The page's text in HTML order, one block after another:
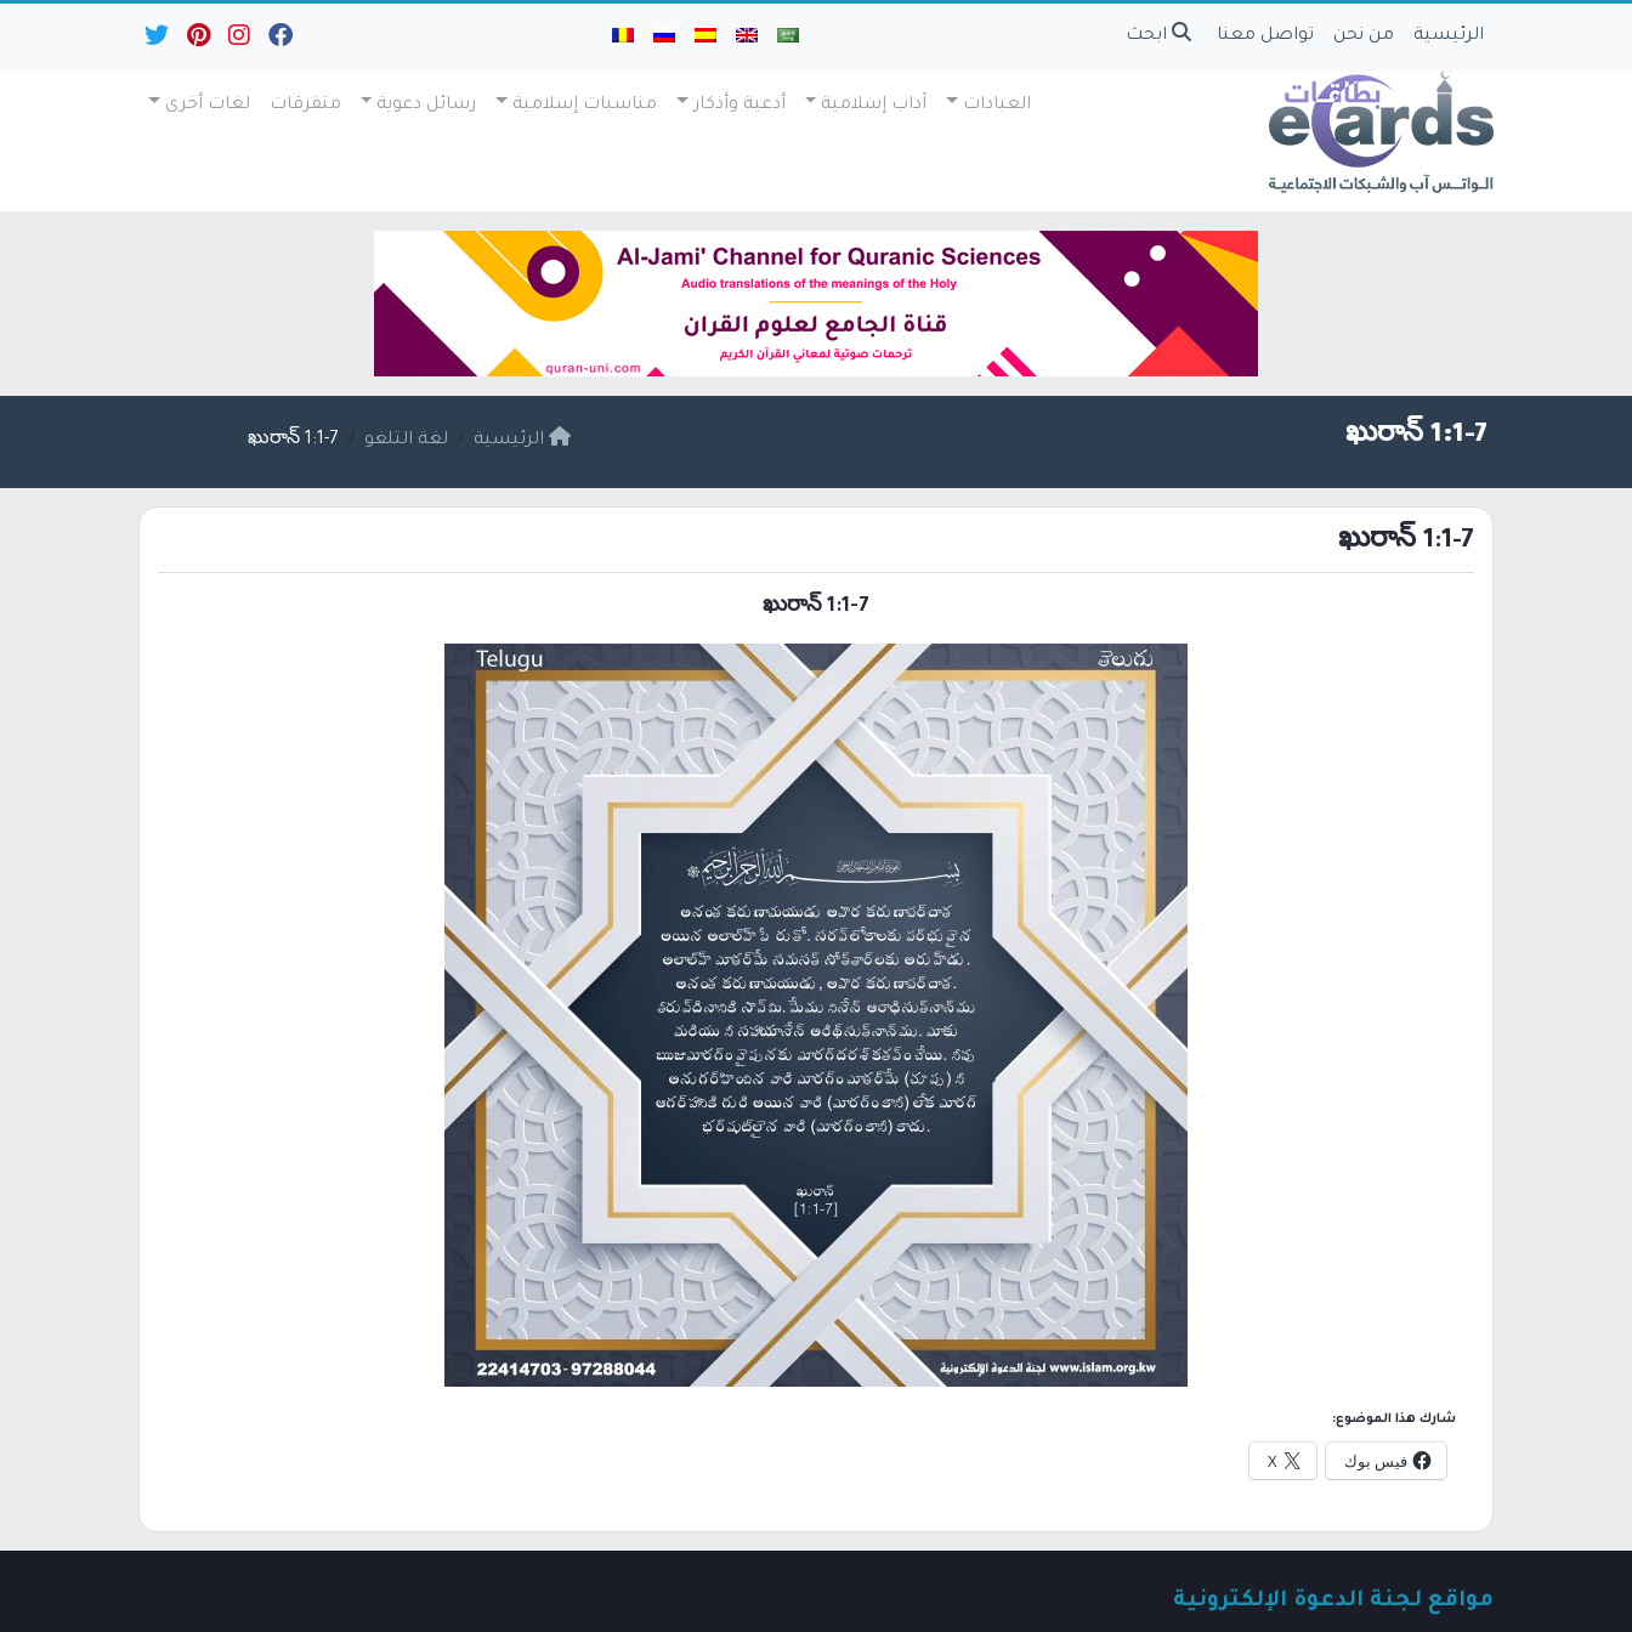
الرئيسية من نحن تواصل معنا ابحث
العبادات آداب إسلامية أدعية وأذكار مناسبات إسلامية رسائل دعوية متفرقات لغات أخرى
ఖురాన్ 1:1-7 الرئيسية لغة التلغو ఖురాన్ 1:1-7
ఖురాన్ 1:1-7
ఖురాన్ 1:1-7
شارك هذا الموضوع:
فيس بوك X
مواقع لجنة الدعوة الإلكترونية